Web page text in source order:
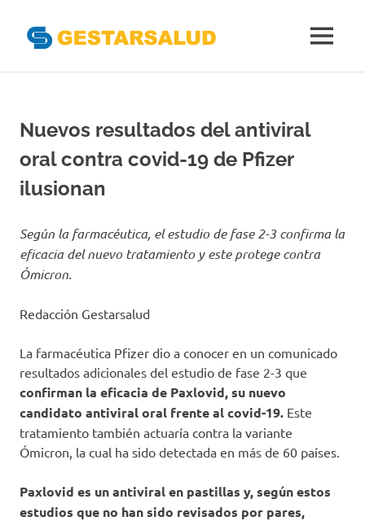
del
Aseguramiento
de
la
MENÚ
Nuevos resultados del antiviral
oral contra covid-19 de Pfizer
ilusionan
Según la farmacéutica, el estudio de fase 2-3 confirma la
eficacia del nuevo tratamiento y este protege contra
Ómicron.
Redacción Gestarsalud
La farmacéutica Pfizer dio a conocer en un comunicado
resultados adicionales del estudio de fase 2-3 que
confirman la eficacia de Paxlovid, su nuevo
candidato antiviral oral frente al covid-19. Este
tratamiento también actuaría contra la variante
Ómicron, la cual ha sido detectada en más de 60 países.
Paxlovid es un antiviral en pastillas y, según estos
estudios que no han sido revisados por pares,